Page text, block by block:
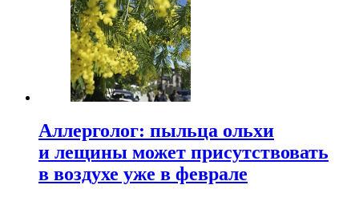
Аллерголог: пыльца ольхи
и лещины может присутствовать
в воздухе уже в феврале